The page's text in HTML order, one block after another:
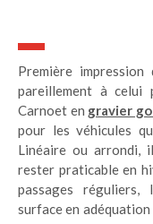
Première
pareillement à celui
Carnoet en gravier
pour les véhicules
Linéaire ou arrondi,
rester praticable en
passages réguliers,
surface en